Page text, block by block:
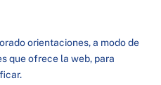
orientaciones, a modo de
que ofrece la web, para